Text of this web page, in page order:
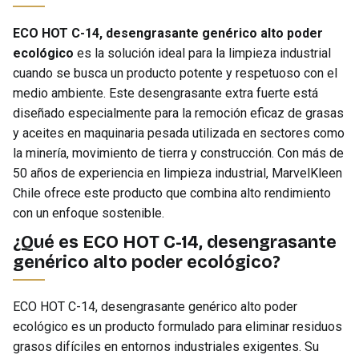
ECO HOT C-14, desengrasante genérico alto poder
ecológico es la solución ideal para la limpieza industrial
cuando se busca un producto potente y respetuoso con el
medio ambiente. Este desengrasante extra fuerte está
diseñado especialmente para la remoción eficaz de grasas
y aceites en maquinaria pesada utilizada en sectores como
la minería, movimiento de tierra y construcción. Con más de
50 años de experiencia en limpieza industrial, MarvelKleen
Chile ofrece este producto que combina alto rendimiento
con un enfoque sostenible.
¿Qué es ECO HOT C-14, desengrasante
genérico alto poder ecológico?
ECO HOT C-14, desengrasante genérico alto poder
ecológico es un producto formulado para eliminar residuos
grasos difíciles en entornos industriales exigentes. Su